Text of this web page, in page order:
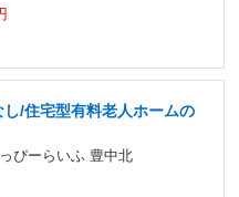
/住宅型有料老人ホームの
ぴーらいふ 豊中北